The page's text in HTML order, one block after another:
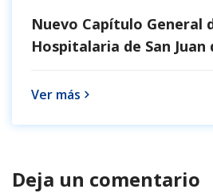
Nuevo Capítulo General
Hospitalaria de San Juan
Ver más
Deja un comentario